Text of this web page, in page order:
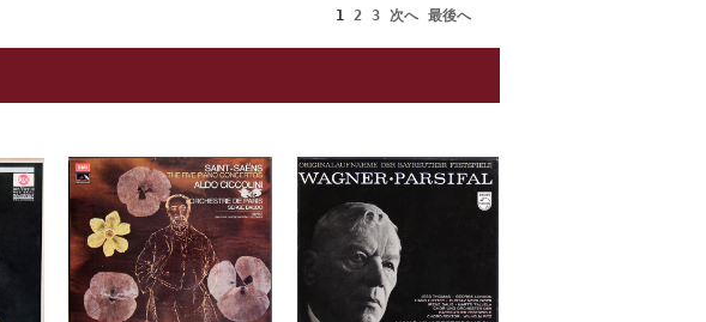
1 2 3 次へ 最後へ